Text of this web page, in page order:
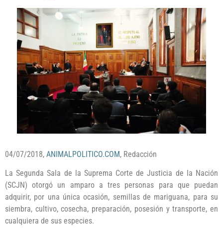
04/07/2018, ANIMALPOLITICO.COM, Redacción
La Segunda Sala de la Suprema Corte de Justicia de la Nación
(SCJN) otorgó un amparo a tres personas para que puedan
adquirir, por una única ocasión, semillas de mariguana, para su
siembra, cultivo, cosecha, preparación, posesión y transporte, en
cualquiera de sus especies.